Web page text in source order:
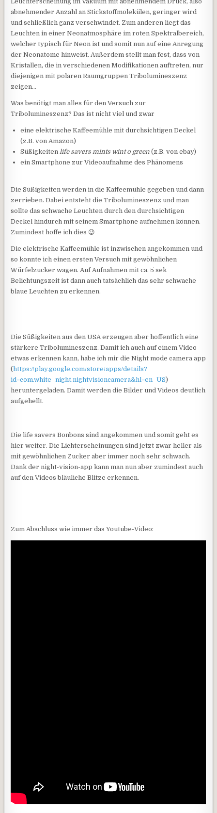
abnehmender Anzahl an Stickstoffmolekülen, geringer wird
und schließlich ganz verschwindet. Zum anderen liegt das
Leuchten in einer Neonatmosphäre im roten Spektralbereich,
welcher typisch für Neon ist und somit nun auf eine Anregung
der Neonatome hinweist. Außerdem stellt man fest, dass von
Kristallen, die in verschiedenen Modifikationen auftreten, nur
diejenigen mit polaren Raumgruppen Tribolumineszenz
zeigen…
Was benötigt man alles für den Versuch zur
Tribolumineszenz? Das ist nicht viel und zwar
eine elektrische Kaffeemühle mit durchsichtigen Deckel
(z.B. von Amazon)
Süßigkeitenlife savers mints wint o green (z.B. von ebay)
ein Smartphone zur Videoaufnahme des Phänomens
Die Süßigkeiten werden in die Kaffeemühle gegeben und dann
zerrieben. Dabei entsteht die Tribolumineszenz und man
sollte das schwache Leuchten durch den durchsichtigen
Deckel hindurch mit seinem Smartphone aufnehmen können.
Zumindest hoffe ich dies 😉
Die elektrische Kaffeemühle ist inzwischen angekommen und
so konnte ich einen ersten Versuch mit gewöhnlichen
Würfelzucker wagen. Auf Aufnahmen mit ca. 5 sek
Belichtungszeit ist dann auch tatsächlich das sehr schwache
blaue Leuchten zu erkennen.
Die Süßigkeiten aus den USA erzeugen aber hoffentlich eine
stärkere Tribolumineszenz. Damit ich auch auf einem Video
etwas erkennen kann, habe ich mir die Night mode camera app
(https://play.google.com/store/apps/details?
id=com.white_night.nightvisioncamera&hl=en_US)
heruntergeladen. Damit werden die Bilder und Videos deutlich
aufgehellt.
Die life savers Bonbons sind angekommen und somit geht es
hier weiter. Die Lichterscheinungen sind jetzt zwar heller als
mit gewöhnlichen Zucker aber immer noch sehr schwach.
Dank der night-vision-app kann man nun aber zumindest auch
auf den Videos bläuliche Blitze erkennen.
Zum Abschluss wie immer das Youtube-Video: